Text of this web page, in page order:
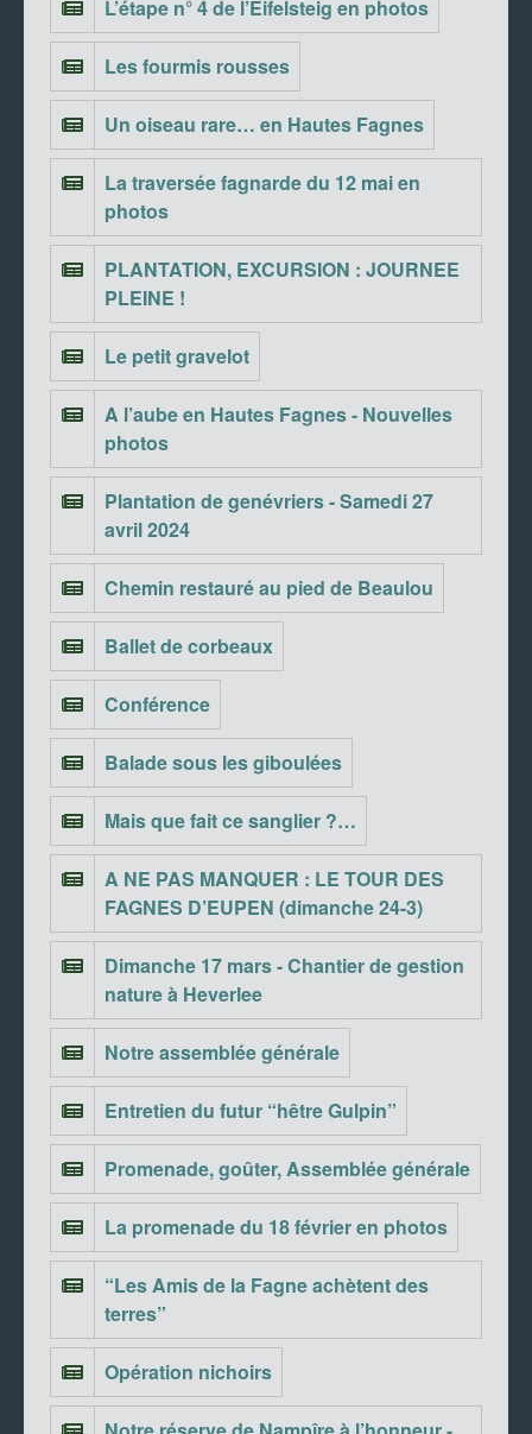
L’étape n° 4 de l’Eifelsteig en photos
Les fourmis rousses
Un oiseau rare… en Hautes Fagnes
La traversée fagnarde du 12 mai en
photos
PLANTATION, EXCURSION : JOURNEE
PLEINE !
Le petit gravelot
A l’aube en Hautes Fagnes - Nouvelles
photos
Plantation de genévriers - Samedi 27
avril 2024
Chemin restauré au pied de Beaulou
Ballet de corbeaux
Conférence
Balade sous les giboulées
Mais que fait ce sanglier ?…
A NE PAS MANQUER : LE TOUR DES
FAGNES D’EUPEN (dimanche 24-3)
Dimanche 17 mars - Chantier de gestion
nature à Heverlee
Notre assemblée générale
Entretien du futur “hêtre Gulpin”
Promenade, goûter, Assemblée générale
La promenade du 18 février en photos
“Les Amis de la Fagne achètent des
terres”
Opération nichoirs